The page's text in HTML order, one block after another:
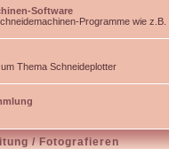
Software
Programme wie
Thema Schneideplotter
/ Fotografieren